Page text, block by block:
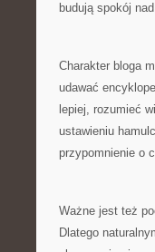
budują spokój
Charakter bloga
udawać
lepiej, rozumieć
ustawieniu
przypomnienie o
Ważne jest też
Dlatego